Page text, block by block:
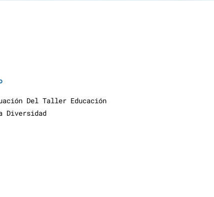
Del Taller Educación
Diversidad